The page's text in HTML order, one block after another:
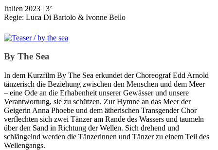
Italien 2023 | 3’
Regie: Luca Di Bartolo & Ivonne Bello
By The Sea
In dem Kurzfilm By The Sea erkundet der Choreograf Edd Arnold
tänzerisch die Beziehung zwischen den Menschen und dem Meer
– eine Ode an die Erhabenheit unserer Gewässer und unsere
Verantwortung, sie zu schützen. Zur Hymne an das Meer der
Geigerin Anna Phoebe und dem ätherischen Transgender Chor
verflechten sich zwei Tänzer am Rande des Wassers und taumeln
über den Sand in Richtung der Wellen. Sich drehend und
schlängelnd werden die Tänzerinnen und Tänzer zu einem Teil des
Wellengangs.